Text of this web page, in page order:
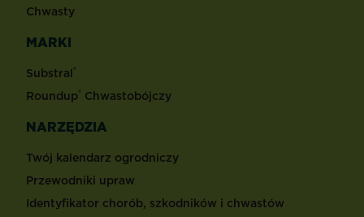
Chwasty
MARKI
Substral®
Roundup® Chwastobójczy
NARZĘDZIA
Twój kalendarz ogrodniczy
Przewodniki upraw
Identyfikator chorób, szkodników i chwastów